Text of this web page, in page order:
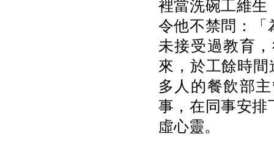
裡當洗碗工維生
令他不禁問：「
未接受過教育
來，於工餘時
多人的餐飲部
事，在同事安排
虛心靈。